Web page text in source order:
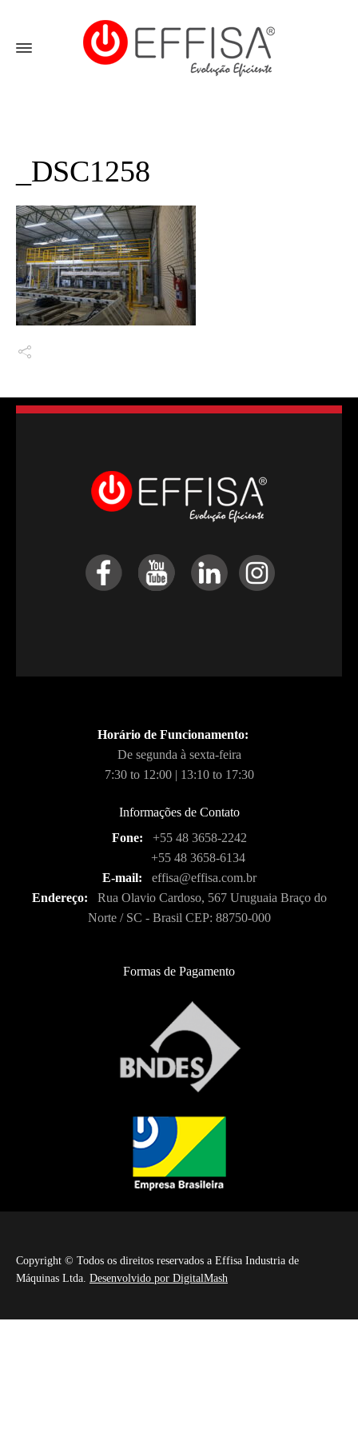
_DSC1258
Horário de Funcionamento:
De segunda à sexta-feira
7:30 to 12:00 | 13:10 to 17:30
Informações de Contato
Fone:
+55 48 3658-2242
+55 48 3658-6134
E-mail:
effisa@effisa.com.br
Endereço:
Rua Olavio Cardoso, 567 Uruguaia Braço do
Norte / SC - Brasil CEP: 88750-000
Formas de Pagamento
Copyright © Todos os direitos reservados a Effisa Industria de
Máquinas Ltda. Desenvolvido por DigitalMash